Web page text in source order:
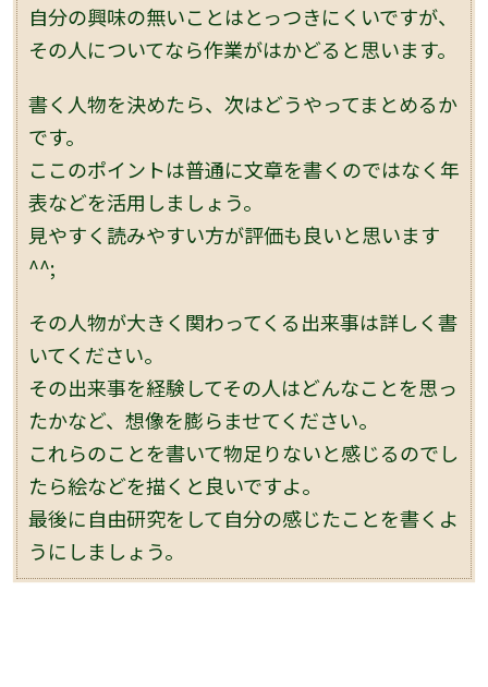
自分の興味の無いことはとっつきにくいですが、
その人についてなら作業がはかどると思います。
書く人物を決めたら、次はどうやってまとめるか
です。
ここのポイントは普通に文章を書くのではなく年
表などを活用しましょう。
見やすく読みやすい方が評価も良いと思います
^^;
その人物が大きく関わってくる出来事は詳しく書
いてください。
その出来事を経験してその人はどんなことを思っ
たかなど、想像を膨らませてください。
これらのことを書いて物足りないと感じるのでし
たら絵などを描くと良いですよ。
最後に自由研究をして自分の感じたことを書くよ
うにしましょう。